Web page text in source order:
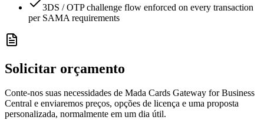
3DS / OTP challenge flow enforced on every transaction
per SAMA requirements
Solicitar orçamento
Conte-nos suas necessidades de Mada Cards Gateway for Business
Central e enviaremos preços, opções de licença e uma proposta
personalizada, normalmente em um dia útil.